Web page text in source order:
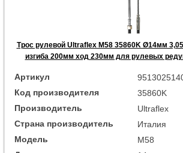
Трос рулевой Ultraflex M58 35860K Ø14мм
изгиба 200мм ход 230мм для рулевых
Артикул
Код производителя
35860K
Производитель
Ultraflex
Страна производитель
Италия
Модель
M58